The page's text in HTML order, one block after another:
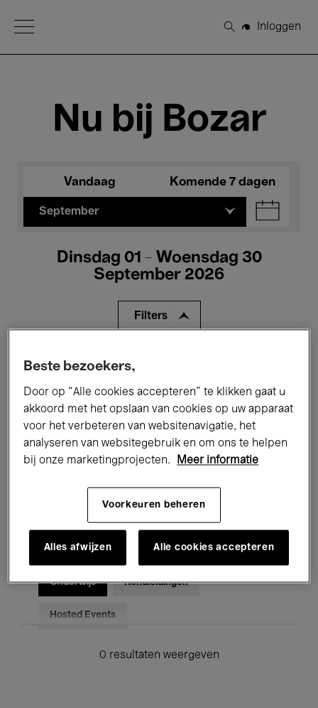
Open Menu
Zoeken
Inloggen
Nu bij Bozar
Vandaag Komende 7 dagen
September
Dinsdag 01 - Woensdag 30
September 2026
Filters
Alle evenementen
Tentoonstellingen Films
Performances Lezingen & Debatten
Jazz Klassieke Muziek Global Music
Voor iedereen Kids’ Palace
Onderwijs Rondleidingen
Hosted Events
0 resultaten weergeven
Beste bezoekers,
Door op “Alle cookies accepteren” te klikken gaat u
akkoord met het opslaan van cookies op uw apparaat
voor het verbeteren van websitenavigatie, het
analyseren van websitegebruik en om ons te helpen
bij onze marketingprojecten.
Meer informatie
Voorkeuren beheren
Alles afwijzen Alle cookies accepteren